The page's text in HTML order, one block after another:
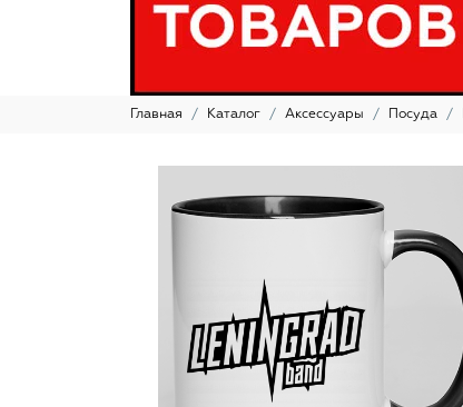
Главная Каталог Аксессуары Посуда